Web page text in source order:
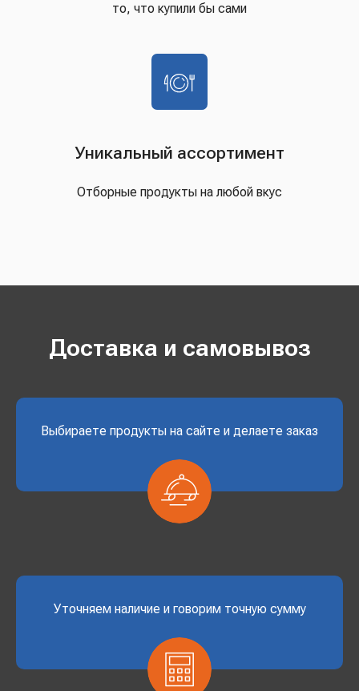
то, что купили бы сами
Уникальный ассортимент
Отборные продукты на любой вкус
Доставка и самовывоз
Выбираете продукты на сайте и делаете заказ
Уточняем наличие и говорим точную сумму